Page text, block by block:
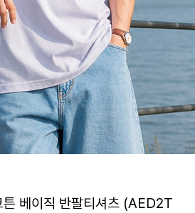
베이직 반팔티셔츠 (AED2T